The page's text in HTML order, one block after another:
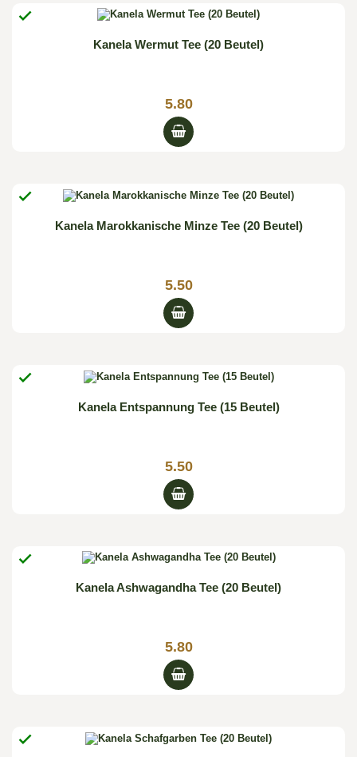

Kanela Wermut Tee (20 Beutel)
5.80

Kanela Marokkanische Minze Tee (20 Beutel)
5.50

Kanela Entspannung Tee (15 Beutel)
5.50

Kanela Ashwagandha Tee (20 Beutel)
5.80
